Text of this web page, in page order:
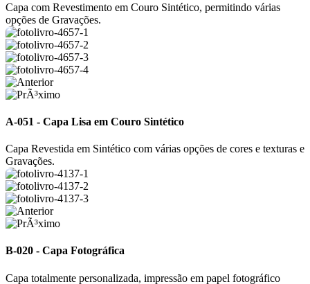
Capa com Revestimento em Couro Sintético, permitindo várias
opções de Gravações.
A-051 - Capa Lisa em Couro Sintético
Capa Revestida em Sintético com várias opções de cores e texturas e
Gravações.
B-020 - Capa Fotográfica
Capa totalmente personalizada, impressão em papel fotográfico